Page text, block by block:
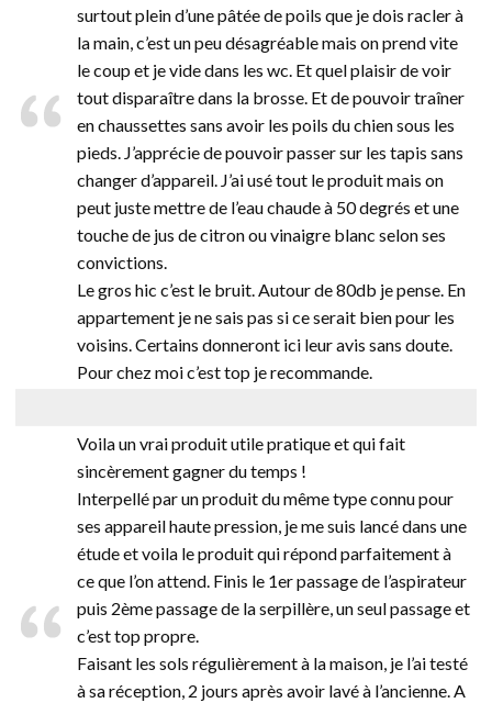
surtout plein d’une pâtée de poils que je dois racler à
la main, c’est un peu désagréable mais on prend vite
le coup et je vide dans les wc. Et quel plaisir de voir
tout disparaître dans la brosse. Et de pouvoir traîner
en chaussettes sans avoir les poils du chien sous les
pieds. J’apprécie de pouvoir passer sur les tapis sans
changer d’appareil. J’ai usé tout le produit mais on
peut juste mettre de l’eau chaude à 50 degrés et une
touche de jus de citron ou vinaigre blanc selon ses
convictions.
Le gros hic c’est le bruit. Autour de 80db je pense. En
appartement je ne sais pas si ce serait bien pour les
voisins. Certains donneront ici leur avis sans doute.
Pour chez moi c’est top je recommande.
Voila un vrai produit utile pratique et qui fait
sincèrement gagner du temps !
Interpellé par un produit du même type connu pour
ses appareil haute pression, je me suis lancé dans une
étude et voila le produit qui répond parfaitement à
ce que l’on attend. Finis le 1er passage de l’aspirateur
puis 2ème passage de la serpillère, un seul passage et
c’est top propre.
Faisant les sols régulièrement à la maison, je l’ai testé
à sa réception, 2 jours après avoir lavé à l’ancienne. A